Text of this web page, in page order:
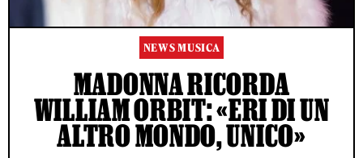
NEWS MUSICA
MADONNA RICORDA
WILLIAM ORBIT: «ERI DI UN
ALTRO MONDO, UNICO»